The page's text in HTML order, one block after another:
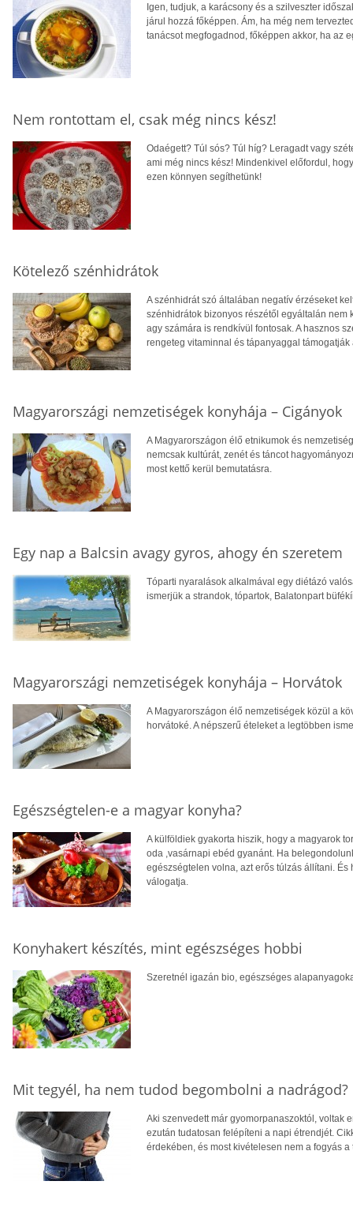
Igen, tudjuk, a karácsony és a szilveszter
járul hozzá főképpen. Ám, ha még nem
tanácsot megfogadnod, főképpen akkor, ha az
Nem rontottam el, csak még nincs kész!
Odaégett? Túl sós? Túl híg? Leragadt vagy
ami még nincs kész! Mindenkivel előfordul,
ezen könnyen segíthetünk!
Kötelező szénhidrátok
A szénhidrát szó általában negatív érzéseket
szénhidrátok bizonyos részétől egyáltalán nem
agy számára is rendkívül fontosak. A hasznos
rengeteg vitaminnal és tápanyaggal
Magyarországi nemzetiségek konyhája – Cigányok
A Magyarországon élő etnikumok és
nemcsak kultúrát, zenét és táncot
most kettő kerül bemutatásra.
Egy nap a Balcsin avagy gyros, ahogy én szeretem
Tóparti nyaralások alkalmával egy diétázó
ismerjük a strandok, tópartok, Balatonpart
Magyarországi nemzetiségek konyhája – Horvátok
A Magyarországon élő nemzetiségek közül a
horvátoké. A népszerű ételeket a legtöbben
Egészségtelen-e a magyar konyha?
A külföldiek gyakorta hiszik, hogy a magyarok
oda ,vasárnapi ebéd gyanánt. Ha
egészségtelen volna, azt erős túlzás állítani.
válogatja.
Konyhakert készítés, mint egészséges hobbi
Szeretnél igazán bio, egészséges
Mit tegyél, ha nem tudod begombolni a nadrágod?
Aki szenvedett már gyomorpanaszoktól, voltak
ezután tudatosan felépíteni a napi étrendjét.
érdekében, és most kivételesen nem a fogyás a